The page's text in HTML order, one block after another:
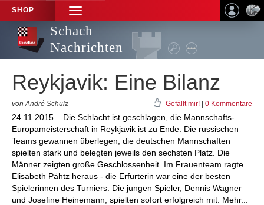
SHOP
TOGGLE
NAVIGATION
Schach
Nachrichten
Reykjavik: Eine Bilanz
von André Schulz Gefällt mir! 0 Kommentare
24.11.2015 – Die Schlacht ist geschlagen, die Mannschafts-
Europameisterschaft in Reykjavik ist zu Ende. Die russischen
Teams gewannen überlegen, die deutschen Mannschaften
spielten stark und belegten jeweils den sechsten Platz. Die
Männer zeigten große Geschlossenheit. Im Frauenteam ragte
Elisabeth Pähtz heraus - die Erfurterin war eine der besten
Spielerinnen des Turniers. Die jungen Spieler, Dennis Wagner
und Josefine Heinemann, spielten sofort erfolgreich mit. Mehr...